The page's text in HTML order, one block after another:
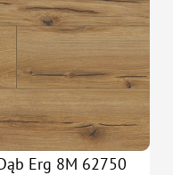
Erg 8M 62750